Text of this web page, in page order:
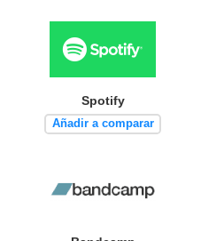
Spotify
Añadir a comparar